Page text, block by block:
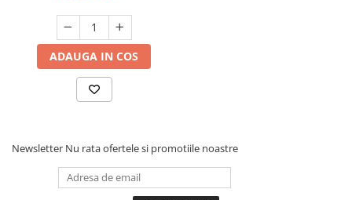
ADAUGA IN COS
Newsletter Nu rata ofertele si promotiile noastre